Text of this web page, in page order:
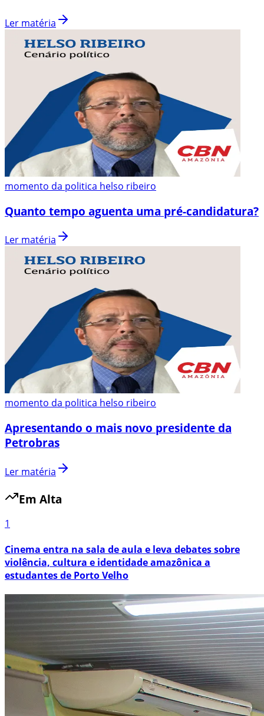
Ler matéria
momento da politica helso ribeiro
Quanto tempo aguenta uma pré-candidatura?
Ler matéria
momento da politica helso ribeiro
Apresentando o mais novo presidente da
Petrobras
Ler matéria
Em Alta
1
Cinema entra na sala de aula e leva debates sobre
violência, cultura e identidade amazônica a
estudantes de Porto Velho